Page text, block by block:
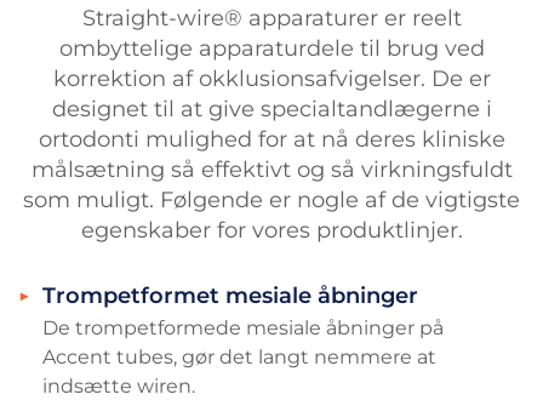
Straight-wire® apparaturer er reelt
ombyttelige apparaturdele til brug ved
korrektion af okklusionsafvigelser. De er
designet til at give specialtandlægerne i
ortodonti mulighed for at nå deres kliniske
målsætning så effektivt og så virkningsfuldt
som muligt. Følgende er nogle af de vigtigste
egenskaber for vores produktlinjer.
Trompetformet mesiale åbninger
De trompetformede mesiale åbninger på
Accent tubes, gør det langt nemmere at
indsætte wiren.